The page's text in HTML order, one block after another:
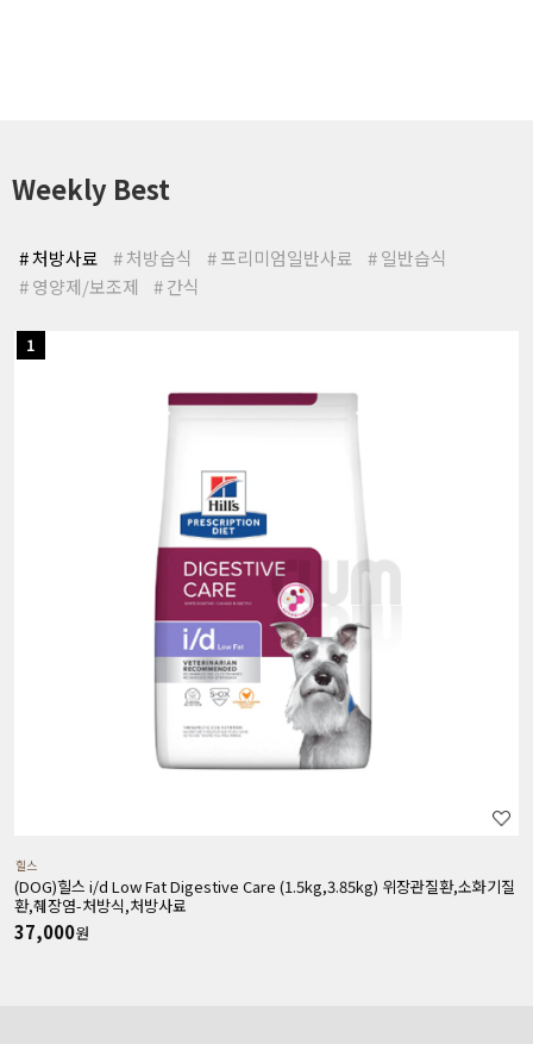
Weekly Best
# 처방사료 # 처방습식 # 프리미엄일반사료
# 일반습식
# 영양제/보조제
# 간식
힐스
(DOG)힐스 i/d Low Fat Digestive Care (1.5kg,3.85kg) 위장관질환,소화기질
환,췌장염-처방식,처방사료
37,000원